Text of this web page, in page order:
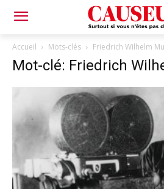
Accueil Mots-clés Friedrich Wilhelm
Mot-clé: Friedrich